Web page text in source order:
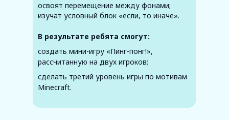
В результате ребята смогут:
создать мини-игру «Пинг-понг!»,
рассчитанную на двух игроков;
сделать третий уровень игры по мотивам
Minecraft.
освоят перемещение между фонами;
изучат условный блок «если, то иначе».